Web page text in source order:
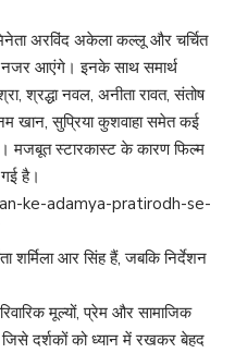
अरविंद अकेला कल्लू और चर्चित
नजर आएंगे। इनके साथ समार्थ
श्रद्धा नवल, अनीता रावत, संतोष
खान, सुप्रिया कुशवाहा समेत कई
मजबूत स्टारकास्ट के कारण फिल्म
है।
ke-adamya-pratirodh-se-
शर्मिला आर सिंह हैं, जबकि निर्देशन
मूल्यों, प्रेम और सामाजिक
दर्शकों को ध्यान में रखकर बेहद